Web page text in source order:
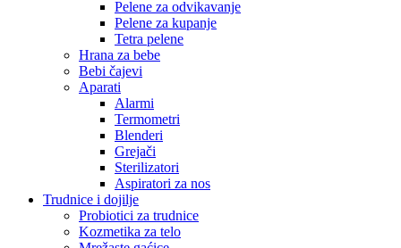
Pelene za odvikavanje
Pelene za kupanje
Tetra pelene
Hrana za bebe
Bebi čajevi
Aparati
Alarmi
Termometri
Blenderi
Grejači
Sterilizatori
Aspiratori za nos
Trudnice i dojilje
Probiotici za trudnice
Kozmetika za telo